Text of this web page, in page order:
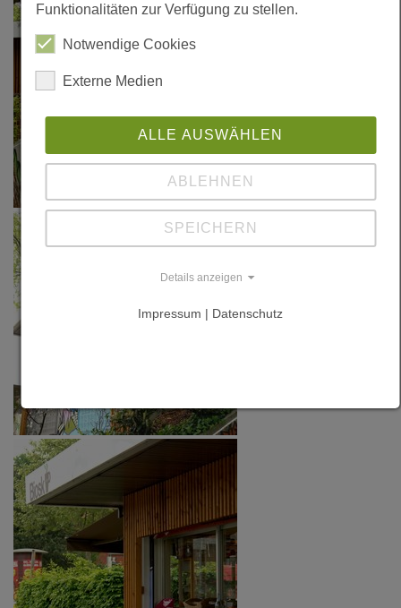
Funktionalitäten zur Verfügung zu stellen.
Notwendige Cookies
Externe Medien
ALLE AUSWÄHLEN
ABLEHNEN
SPEICHERN
Details anzeigen
Impressum | Datenschutz